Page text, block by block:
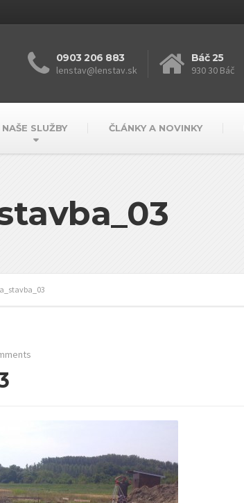
0903 206 883
lenstav@lenstav.sk
Báč 25
930 30 Báč
NAŠE SLUŽBY ČLÁNKY A NOVINKY